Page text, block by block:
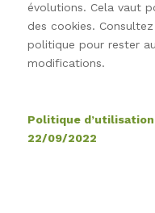
évolutions. Cela vaut
des cookies.
politique pour rester
modifications.
Politique
22/09/2022